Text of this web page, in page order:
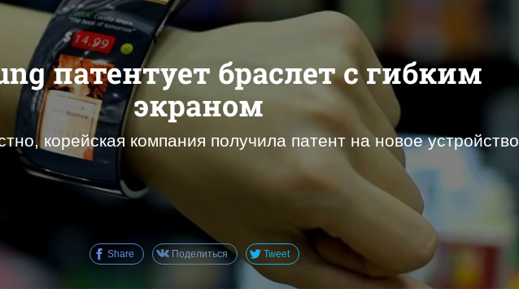
патентует браслет с гибким
экраном
корейская компания получила патент на новое устройство
Share Поделиться Tweet